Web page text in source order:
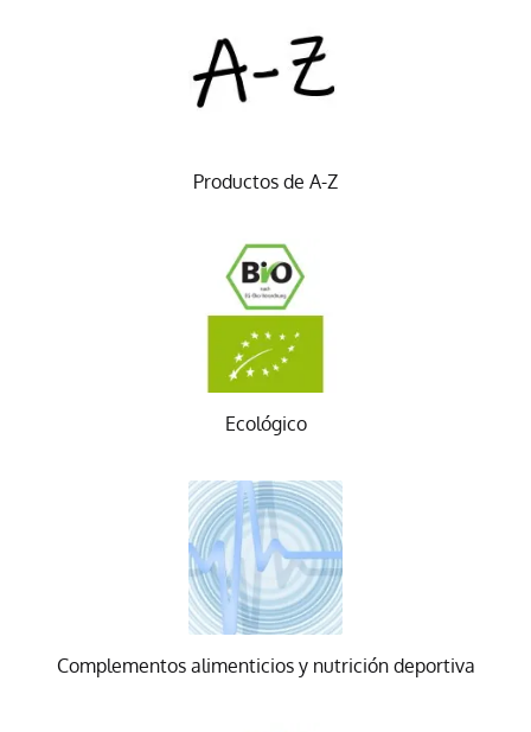
Productos de A-Z
Ecológico
Complementos alimenticios y nutrición deportiva